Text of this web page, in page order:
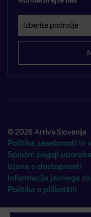
Izberite področje
Področje je obvezno
© 2026 Arriva Slovenija
Politika zasebnosti in
Splošni pogoji uporabe
Izjava o dostopnosti
Informacije javnega
Politika o piškotkih
Avtorji:Emigma